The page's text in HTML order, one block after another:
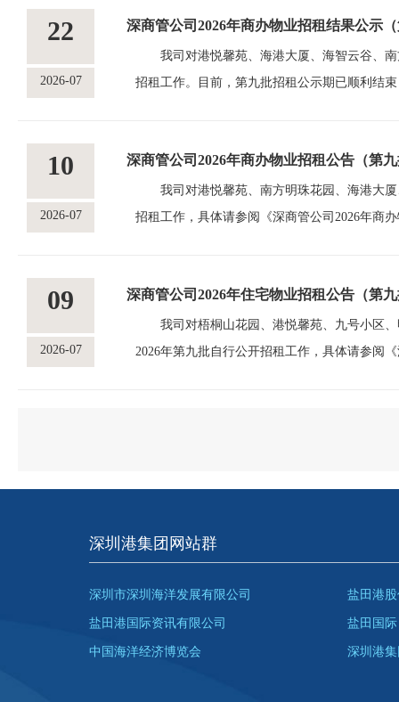
以示负责。深圳市深圳港商业管理有限公司综
适当方式向反映情况和问题的单位或个
22
2026-07
深商管公司2026年商办物业招租结果公示
我司对港悦馨苑、海港大厦、海智云谷、南
招租工作。目前，第九批招租公示期已顺利结
以示负责。深圳市深圳港商业管理有限公司综
适当方式向反映情况和问题的单位或
10
2026-07
深商管公司2026年商办物业招租公告（第
我司对港悦馨苑、南方明珠花园、海港大厦
招租工作，具体请参阅《深商管公司2026年商
保密，对所反映的情况和问题，将认真进行
有限公司 2026年7月10日
09
2026-07
深商管公司2026年住宅物业招租公告（第
我司对梧桐山花园、港悦馨苑、九号小区、
2026年第九批自行公开招租工作，具体请参阅
深圳港集团网站群
深圳市深圳海洋发展有限公司 盐田港
盐田港国际资讯有限公司 盐田国际
中国海洋经济博览会 深圳港